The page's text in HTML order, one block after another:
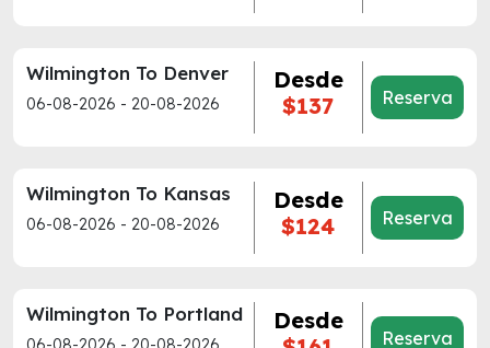
Wilmington To Denver
06-08-2026 - 20-08-2026
Desde
$137
Reserva
Wilmington To Kansas
06-08-2026 - 20-08-2026
Desde
$124
Reserva
Wilmington To Portland
Desde
Reserva